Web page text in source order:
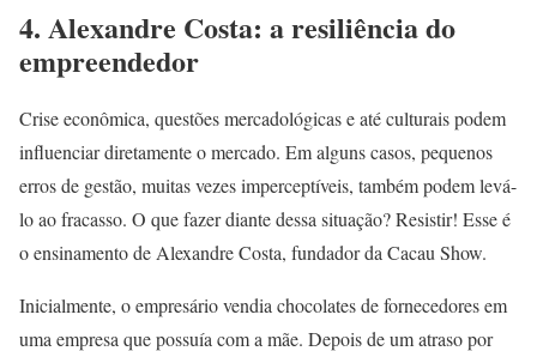
4. Alexandre Costa: a resiliência do
empreendedor
Crise econômica, questões mercadológicas e até culturais podem
influenciar diretamente o mercado. Em alguns casos, pequenos
erros de gestão, muitas vezes imperceptíveis, também podem levá-
lo ao fracasso. O que fazer diante dessa situação? Resistir! Esse é
o ensinamento de Alexandre Costa, fundador da Cacau Show.
Inicialmente, o empresário vendia chocolates de fornecedores em
uma empresa que possuía com a mãe. Depois de um atraso por